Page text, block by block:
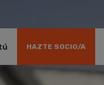
HAZTE SOCIO/A